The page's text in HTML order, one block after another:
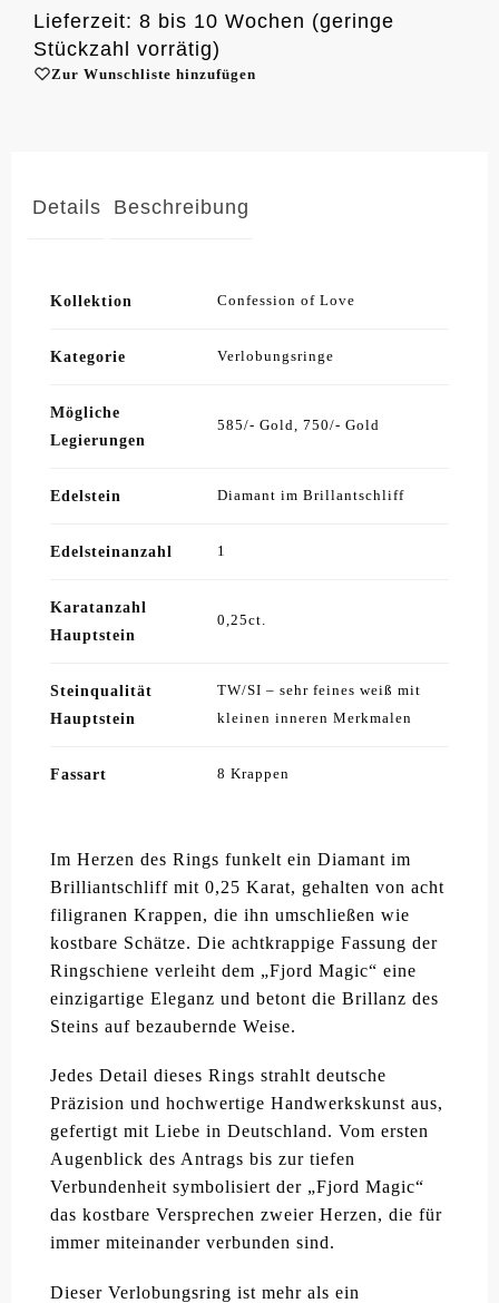
Lieferzeit: 8 bis 10 Wochen (geringe
Stückzahl vorrätig)
Zur Wunschliste hinzufügen
Details Beschreibung
Kollektion Confession of Love
Kategorie Verlobungsringe
Mögliche
Legierungen
585/- Gold, 750/- Gold
Edelstein Diamant im Brillantschliff
Edelsteinanzahl 1
Karatanzahl
Hauptstein
0,25ct.
Steinqualität
Hauptstein
TW/SI – sehr feines weiß mit
kleinen inneren Merkmalen
Fassart 8 Krappen
Im Herzen des Rings funkelt ein Diamant im
Brilliantschliff mit 0,25 Karat, gehalten von acht
filigranen Krappen, die ihn umschließen wie
kostbare Schätze. Die achtkrappige Fassung der
Ringschiene verleiht dem „Fjord Magic“ eine
einzigartige Eleganz und betont die Brillanz des
Steins auf bezaubernde Weise.
Jedes Detail dieses Rings strahlt deutsche
Präzision und hochwertige Handwerkskunst aus,
gefertigt mit Liebe in Deutschland. Vom ersten
Augenblick des Antrags bis zur tiefen
Verbundenheit symbolisiert der „Fjord Magic“
das kostbare Versprechen zweier Herzen, die für
immer miteinander verbunden sind.
Dieser Verlobungsring ist mehr als ein